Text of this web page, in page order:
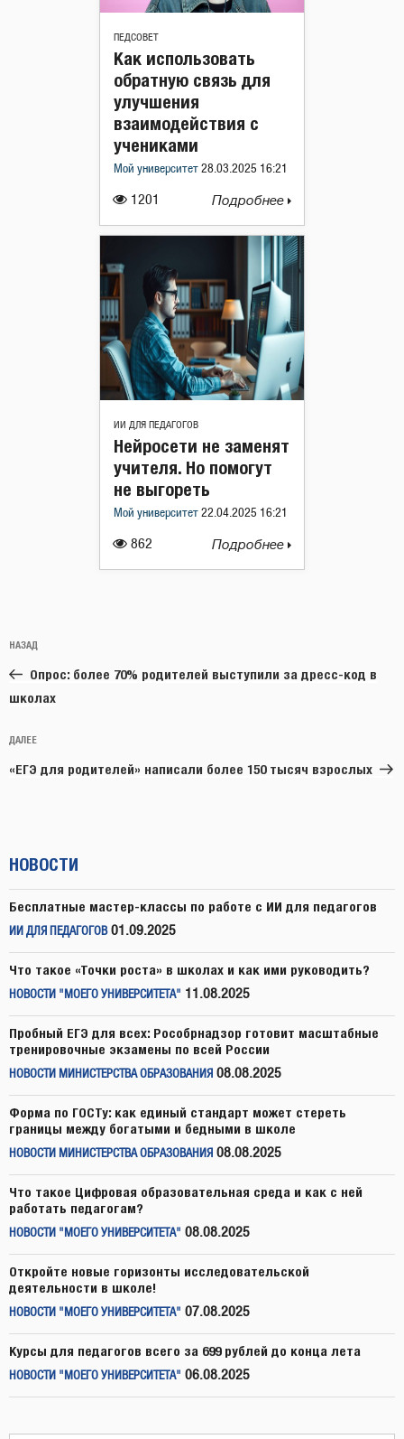
ПЕДСОВЕТ
1201
Как использовать
обратную связь для
улучшения
взаимодействия с
учениками
Мой университет 28.03.2025 16:21
Подробнее
ИИ ДЛЯ ПЕДАГОГОВ
862
Нейросети не заменят
учителя. Но помогут
не выгореть
Мой университет 22.04.2025 16:21
Подробнее
по
записям
Предыдущая
запись:
НАЗАД
Опрос: более 70% родителей выступили за дресс-код в
школах
Следующая
запись
ДАЛЕЕ
«ЕГЭ для родителей» написали более 150 тысяч взрослых
НОВОСТИ
Бесплатные мастер-классы по работе с ИИ для педагогов
ИИ ДЛЯ ПЕДАГОГОВ 01.09.2025
Что такое «Точки роста» в школах и как ими руководить?
НОВОСТИ "МОЕГО УНИВЕРСИТЕТА" 11.08.2025
Пробный ЕГЭ для всех: Рособрнадзор готовит масштабные
тренировочные экзамены по всей России
НОВОСТИ МИНИСТЕРСТВА ОБРАЗОВАНИЯ 08.08.2025
Форма по ГОСТу: как единый стандарт может стереть
границы между богатыми и бедными в школе
НОВОСТИ МИНИСТЕРСТВА ОБРАЗОВАНИЯ 08.08.2025
Что такое Цифровая образовательная среда и как с ней
работать педагогам?
НОВОСТИ "МОЕГО УНИВЕРСИТЕТА" 08.08.2025
Откройте новые горизонты исследовательской
деятельности в школе!
НОВОСТИ "МОЕГО УНИВЕРСИТЕТА" 07.08.2025
Курсы для педагогов всего за 699 рублей до конца лета
НОВОСТИ "МОЕГО УНИВЕРСИТЕТА" 06.08.2025